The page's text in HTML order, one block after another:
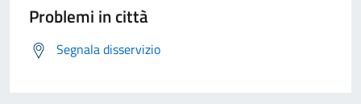
Problemi in città
Segnala disservizio